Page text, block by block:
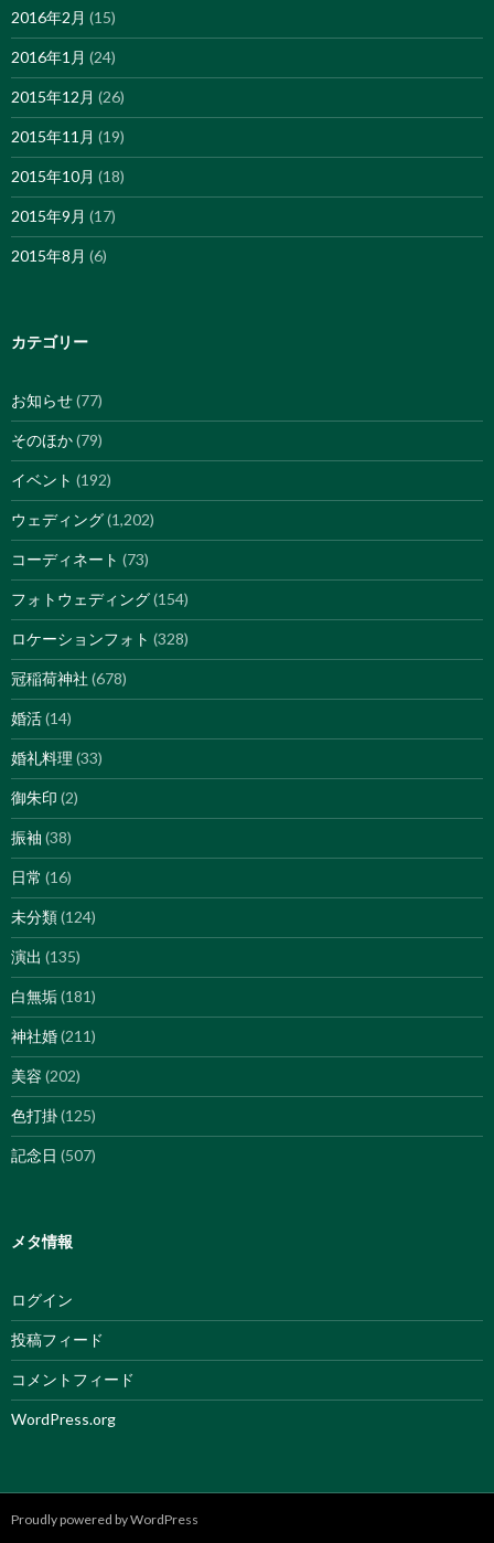
2016年2月 (15)
2016年1月 (24)
2015年12月 (26)
2015年11月 (19)
2015年10月 (18)
2015年9月 (17)
2015年8月 (6)
カテゴリー
お知らせ(77)
そのほか(79)
イベント (192)
ウェディング(1,202)
コーディネート (73)
フォトウェディング(154)
ロケーションフォト (328)
冠稲荷神社 (678)
婚活(14)
婚礼料理 (33)
御朱印 (2)
振袖 (38)
日常 (16)
未分類(124)
演出 (135)
白無垢(181)
神社婚(211)
美容 (202)
色打掛(125)
記念日 (507)
メタ情報
ログイン
投稿フィード
コメントフィード
WordPress.org
Proudly powered by WordPress